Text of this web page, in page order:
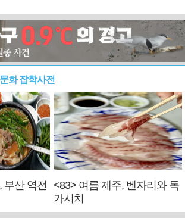
화 잡학사전
부산 역전
<83> 여름 제주, 벤자리와 독
가시치